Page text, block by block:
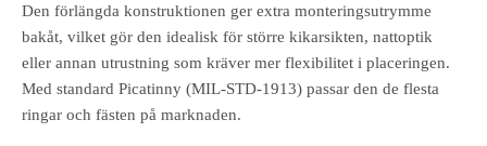
Den förlängda konstruktionen ger extra monteringsutrymme
bakåt, vilket gör den idealisk för större kikarsikten, nattoptik
eller annan utrustning som kräver mer flexibilitet i placeringen.
Med standard Picatinny (MIL-STD-1913) passar den de flesta
ringar och fästen på marknaden.